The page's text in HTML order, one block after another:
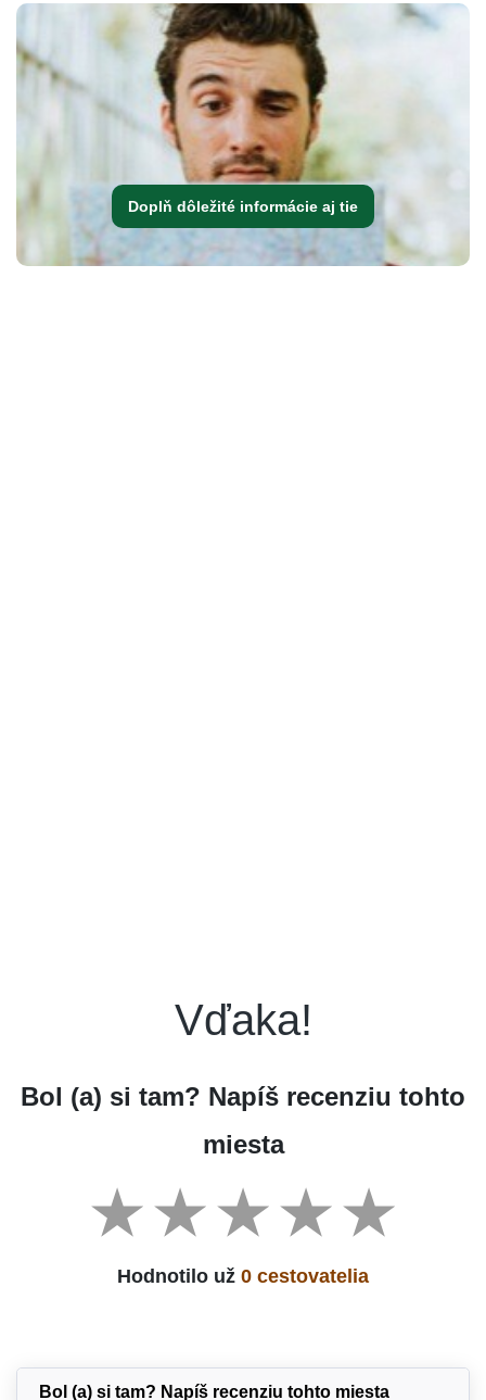
Doplň dôležité informácie aj tie
Vďaka!
Bol (a) si tam? Napíš recenziu tohto
miesta
Hodnotilo už 0 cestovatelia
Bol (a) si tam? Napíš recenziu tohto miesta